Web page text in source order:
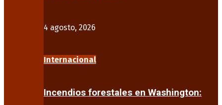
4 agosto, 2026
Internacional
Incendios forestales en Washington: